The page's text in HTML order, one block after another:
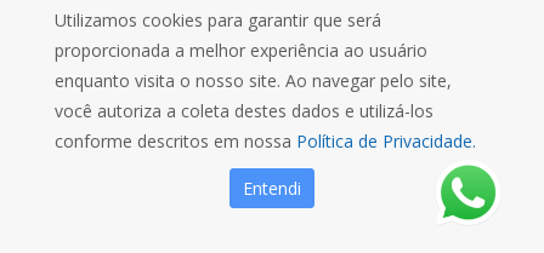
Utilizamos cookies para garantir que será
proporcionada a melhor experiência ao usuário
enquanto visita o nosso site. Ao navegar pelo site,
você autoriza a coleta destes dados e utilizá-los
conforme descritos em nossa Política de Privacidade.
Entendi